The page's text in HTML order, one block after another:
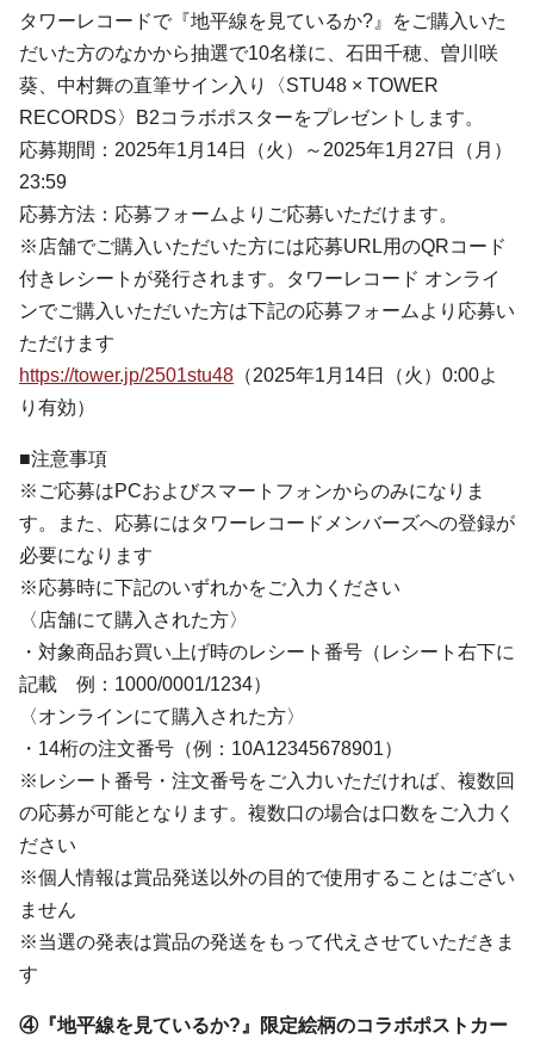
タワーレコードで『地平線を見ているか?』をご購入いた
だいた方のなかから抽選で10名様に、石田千穂、曽川咲
葵、中村舞の直筆サイン入り〈STU48 × TOWER
RECORDS〉B2コラボポスターをプレゼントします。
応募期間：2025年1月14日（火）～2025年1月27日（月）
23:59
応募方法：応募フォームよりご応募いただけます。
※店舗でご購入いただいた方には応募URL用のQRコード
付きレシートが発行されます。タワーレコード オンライ
ンでご購入いただいた方は下記の応募フォームより応募い
ただけます
https://tower.jp/2501stu48 （2025年1月14日（火）0:00よ
り有効）
■注意事項
※ご応募はPCおよびスマートフォンからのみになりま
す。また、応募にはタワーレコードメンバーズへの登録が
必要になります
※応募時に下記のいずれかをご入力ください
〈店舗にて購入された方〉
・対象商品お買い上げ時のレシート番号（レシート右下に
記載 例：1000/0001/1234）
〈オンラインにて購入された方〉
・14桁の注文番号（例：10A12345678901）
※レシート番号・注文番号をご入力いただければ、複数回
の応募が可能となります。複数口の場合は口数をご入力く
ださい
※個人情報は賞品発送以外の目的で使用することはござい
ません
※当選の発表は賞品の発送をもって代えさせていただきま
す
④『地平線を見ているか?』限定絵柄のコラボポストカー